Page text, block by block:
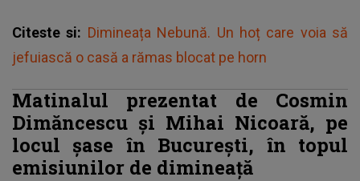
Citeste si: Dimineața Nebună. Un hoț care voia să
jefuiască o casă a rămas blocat pe horn
Matinalul prezentat de Cosmin
Dimăncescu şi Mihai Nicoară, pe
locul șase în București, în topul
emisiunilor de dimineață